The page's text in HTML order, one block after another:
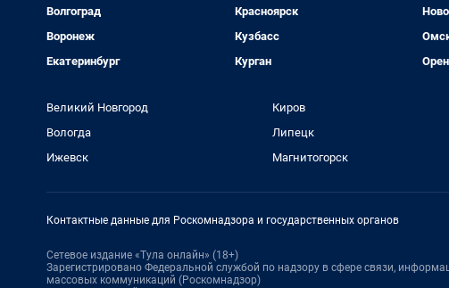
Волгоград
Воронеж
Екатеринбург
Красноярск
Кузбасс
Курган
Великий Новгород
Вологда
Ижевск
Киров
Липецк
Магнитогорск
Контактные данные для Роскомнадзора и государственных органов
Сетевое издание «Тула онлайн» (18+)
Зарегистрировано Федеральной службой по надзору в сфере связи,
массовых коммуникаций (Роскомнадзор)